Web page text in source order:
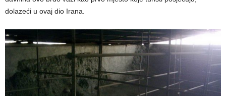
dolazeći u ovaj dio Irana.